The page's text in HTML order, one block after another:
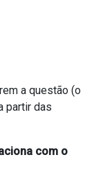
a questão (o
partir das
com o